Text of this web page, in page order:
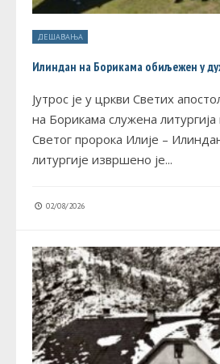
ДЕШАВАЊА
Илиндан на Борикама обиљежен у
Јутрос је у цркви Светих
на Борикама служена
Светог пророка Илије –
литургије извршено је...
02/08/2026